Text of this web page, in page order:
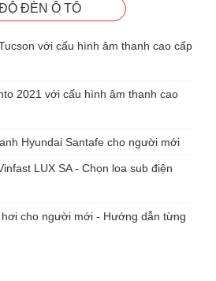
ĐÈN Ô TÔ
với cấu hình âm thanh cao cấp
2021 với cấu hình âm thanh cao
Hyundai Santafe cho người mới
LUX SA - Chọn loa sub điện
cho người mới - Hướng dẫn từng